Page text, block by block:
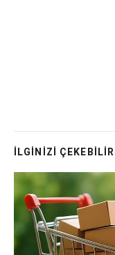
İLGİNİZİ ÇEKEBİLİR